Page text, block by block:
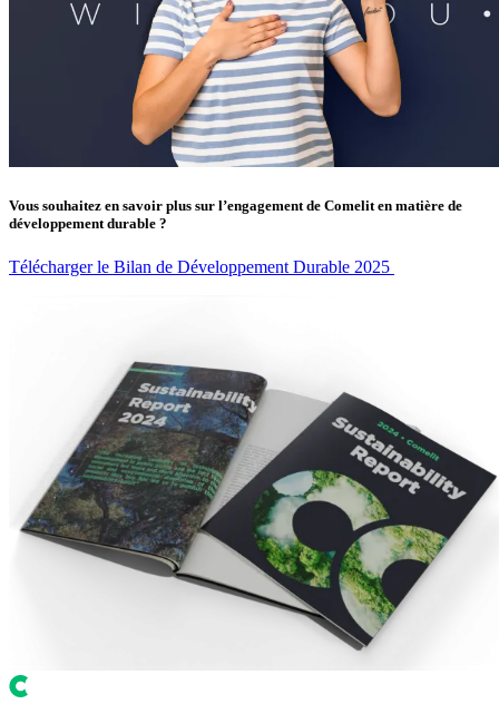
Vous souhaitez en savoir plus sur l’engagement de Comelit en matière de
développement durable ?
Télécharger le Bilan de Développement Durable 2025